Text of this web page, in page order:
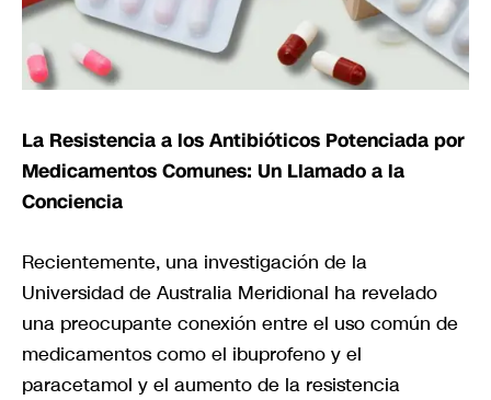
La Resistencia a los Antibióticos Potenciada por
Medicamentos Comunes: Un Llamado a la
Conciencia
Recientemente, una investigación de la
Universidad de Australia Meridional ha revelado
una preocupante conexión entre el uso común de
medicamentos como el ibuprofeno y el
paracetamol y el aumento de la resistencia